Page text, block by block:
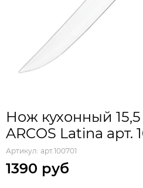
Нож кухонный
ARCOS Latina арт.
Артикул: арт.100701
1390 руб